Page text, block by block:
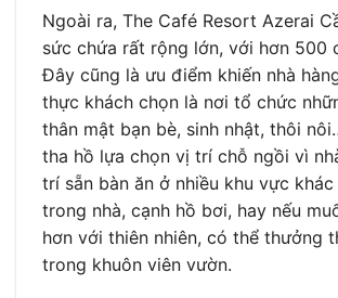
Ngoài ra, The Café Resort Azerai
sức chứa rất rộng lớn, với hơn 500
Đây cũng là ưu điểm khiến nhà
thực khách chọn là nơi tổ chức
thân mật bạn bè, sinh nhật, thôi
tha hồ lựa chọn vị trí chỗ ngồi vì
trí sẵn bàn ăn ở nhiều khu vực khác
trong nhà, cạnh hồ bơi, hay nếu
hơn với thiên nhiên, có thể thưởng
trong khuôn viên vườn.